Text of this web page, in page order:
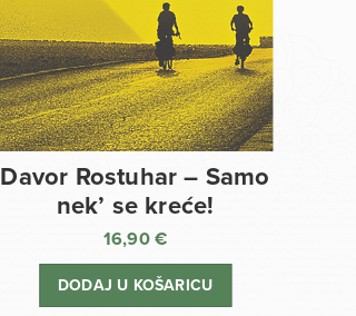
Davor Rostuhar – Samo
nek’ se kreće!
16,90€
DODAJ U KOŠARICU